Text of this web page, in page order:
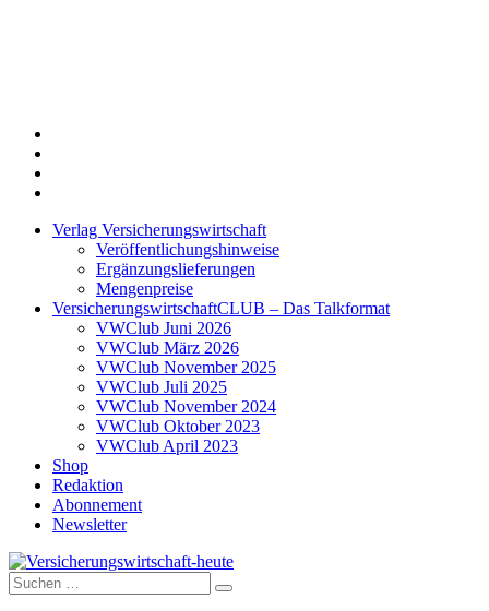
Verlag Versicherungswirtschaft
Veröffentlichungshinweise
Ergänzungslieferungen
Mengenpreise
VersicherungswirtschaftCLUB – Das Talkformat
VWClub Juni 2026
VWClub März 2026
VWClub November 2025
VWClub Juli 2025
VWClub November 2024
VWClub Oktober 2023
VWClub April 2023
Shop
Redaktion
Abonnement
Newsletter
Versicherungswirtschaft-heute
Suche
nach: